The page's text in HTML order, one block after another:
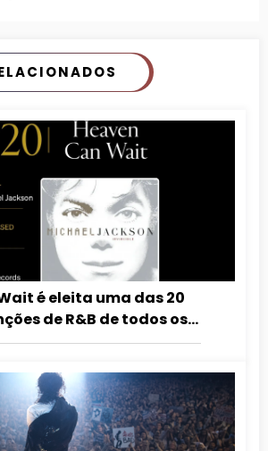
é eleita uma das 20
de R&B de todos os
ESSENCE